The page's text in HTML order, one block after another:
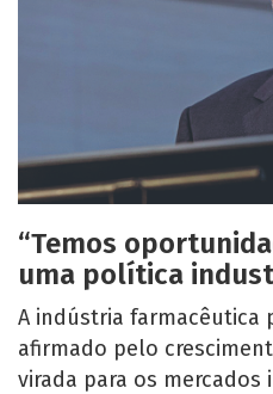
“Temos
uma política
A indústria farmacêutica
afirmado pelo
virada para os mercados